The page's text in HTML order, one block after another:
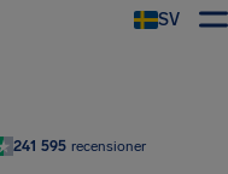
SV
241 595 recensioner